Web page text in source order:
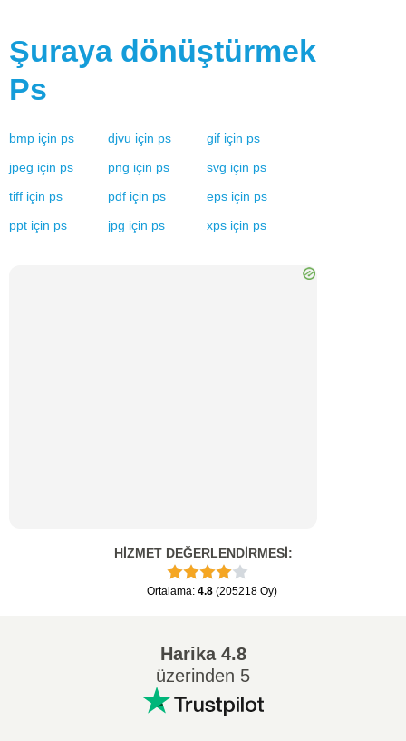
Şuraya dönüştürmek
Ps
bmp için ps djvu için ps gif için ps
jpeg için ps png için ps svg için ps
tiff için ps pdf için ps eps için ps
ppt için ps jpg için ps xps için ps
HİZMET DEĞERLENDİRMESİ:
Ortalama: 4.8 (205218 Oy)
Harika4.8
üzerinden 5